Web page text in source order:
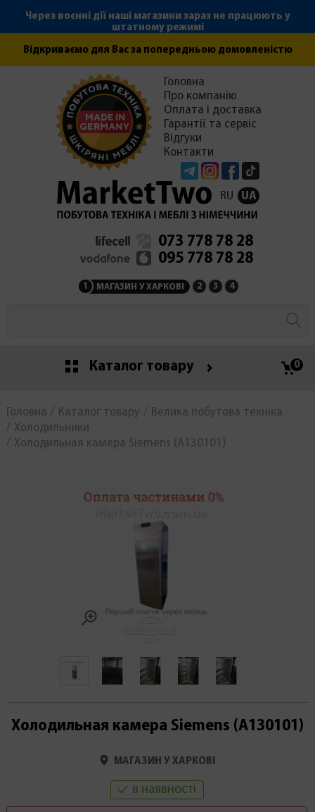
Через воєнні дії наші магазини зараз не працюють у
штатному режимі
Відкриваємо для Вас за попередньою домовленістю
TelegramInstagramFacebook
Головна
Про компанію
Оплата і доставка
Гарантії та сервіс
Відгуки
Контакти
RU UA
073 778 78 28
095 778 78 28
1 МАГАЗИН У ХАРКОВІ 2 МАГАЗИН НА
3 СЕРВІСНИЙ ЦЕНТР
4
Каталог товару 0
Головна Каталог товару
Велика побутова техніка
Холодильники
Холодильная камера Siemens (А130101)
Холодильная камера Siemens (А130101)
МАГАЗИН У ХАРКОВІ
в наявності